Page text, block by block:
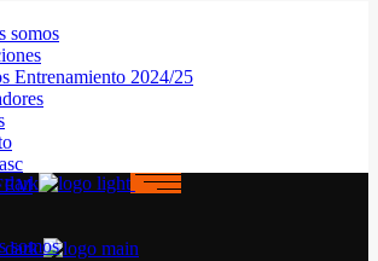
somos
Entrenamiento 2024/25
somos